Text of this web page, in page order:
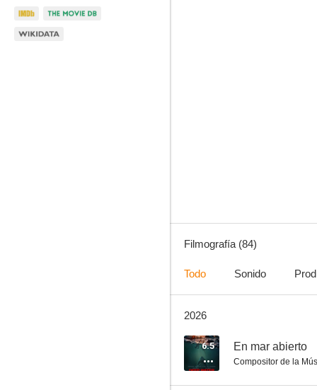
7.8
Filmografía (84)
Todo Sonido
2026
6.5 En mar abierto
Compositor de la